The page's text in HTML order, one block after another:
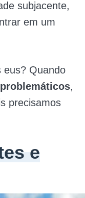
subjacente,
em um
eus? Quando
,
precisamos
e